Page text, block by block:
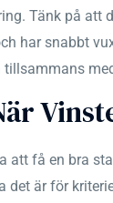
Tänk på att
har snabbt
att få en bra
det är för